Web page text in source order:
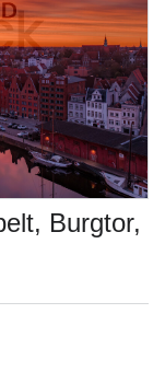
Burgtor,